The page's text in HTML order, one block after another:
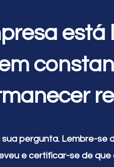
pergunta. Lembre-se
e certificar-se de